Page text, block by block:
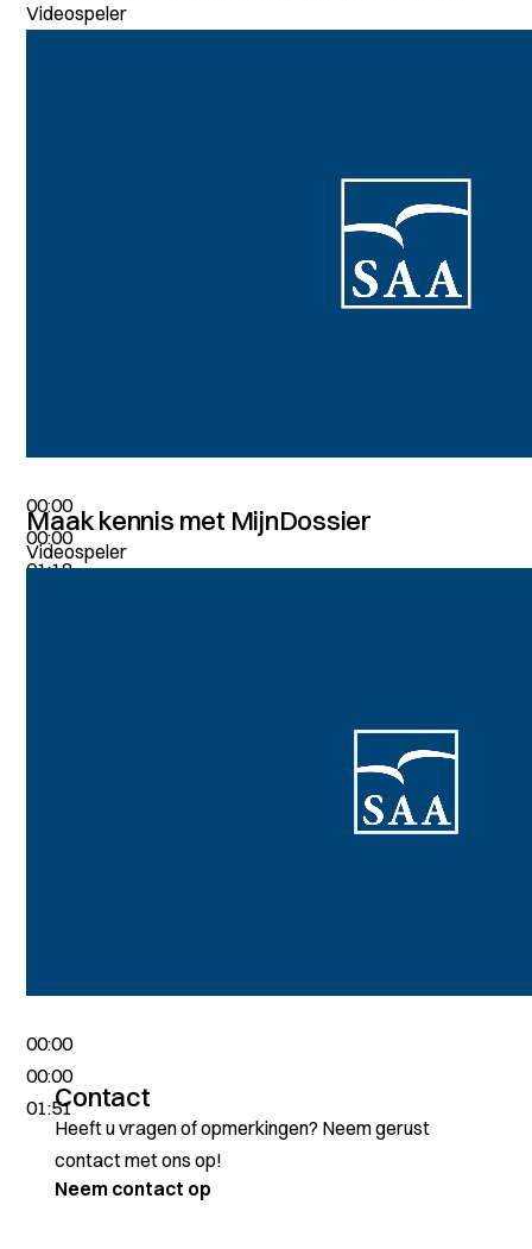
Videospeler
00:00
00:00
01:18
Maak kennis met MijnDossier
Videospeler
00:00
00:00
01:51Contact
Heeft u vragen of opmerkingen? Neem gerust
contact met ons op!
Neem contact op